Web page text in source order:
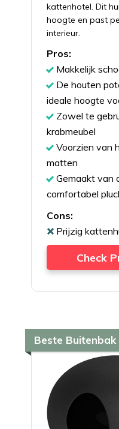
kattenhotel. Dit
hoogte en past
interieur.
Pros:
Makkelijk
De houten
ideale hoogte
Zowel te
krabmeubel
Voorzien van
matten
Gemaakt van
comfortabel
Cons:
Prijzig
Check
Beste Buitenbak